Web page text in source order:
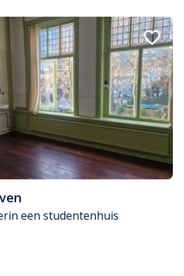
in een studentenhuis